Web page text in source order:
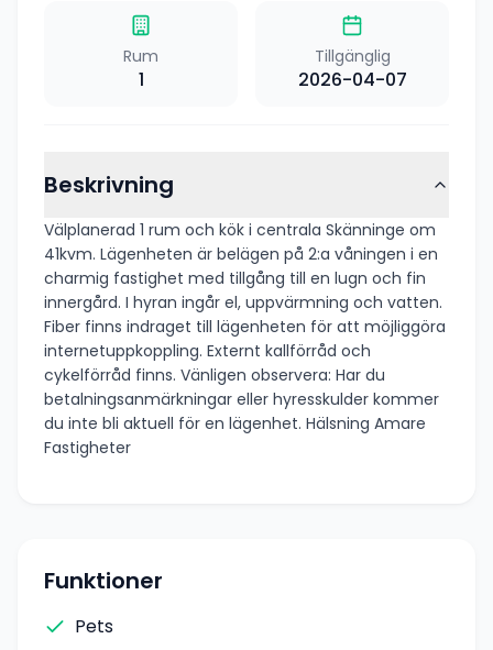
Rum
1
Tillgänglig
2026-04-07
Beskrivning
Välplanerad 1 rum och kök i centrala Skänninge om
41kvm. Lägenheten är belägen på 2:a våningen i en
charmig fastighet med tillgång till en lugn och fin
innergård. I hyran ingår el, uppvärmning och vatten.
Fiber finns indraget till lägenheten för att möjliggöra
internetuppkoppling. Externt kallförråd och
cykelförråd finns. Vänligen observera: Har du
betalningsanmärkningar eller hyresskulder kommer
du inte bli aktuell för en lägenhet. Hälsning Amare
Fastigheter
Funktioner
Pets